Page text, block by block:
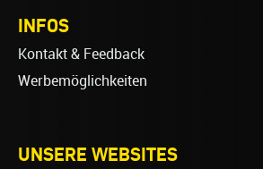
INFOS
Kontakt & Feedback
Werbemöglichkeiten
UNSERE WEBSITES